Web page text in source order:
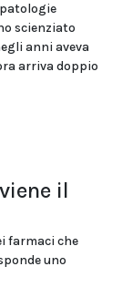
scienziato
anni aveva
arriva doppio
il
farmaci che
uno